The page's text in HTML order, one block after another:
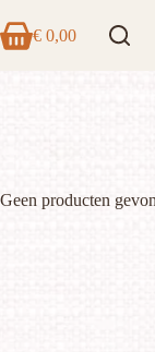
naar
de
Winkelwagen
€ 0,00
Geen producten